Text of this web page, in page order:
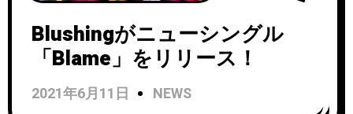
Blushingがニューシングル
「Blame」をリリース！
2021年6月11日 NEWS